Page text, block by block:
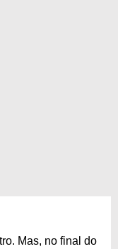
Mas, no final do